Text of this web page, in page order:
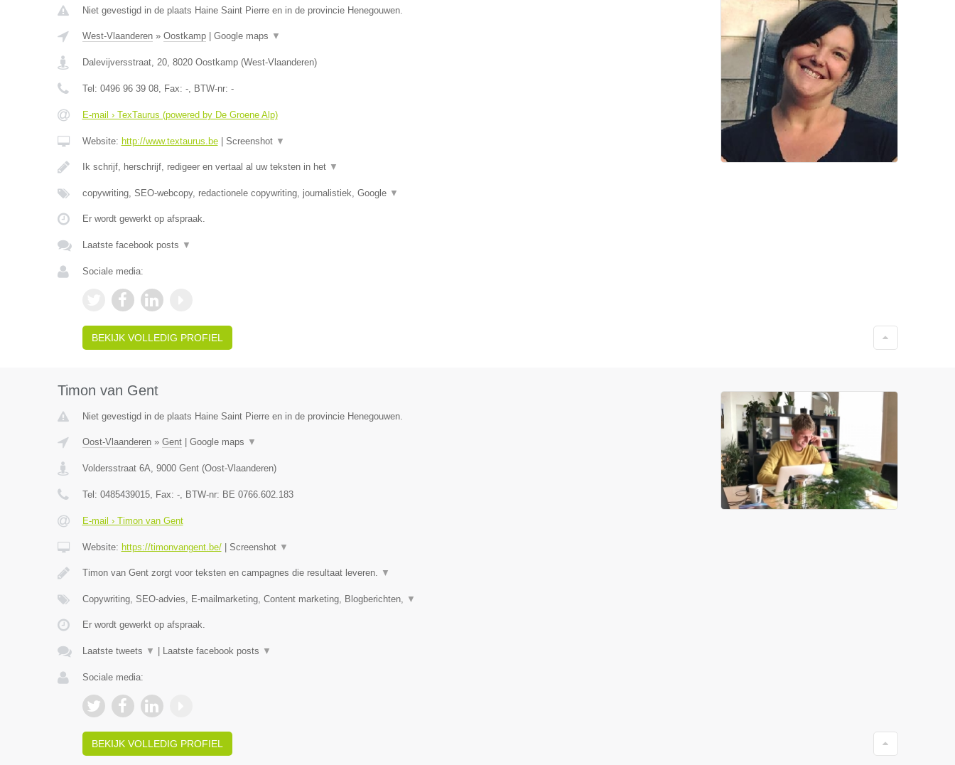
Niet gevestigd in de plaats Haine Saint Pierre en in de provincie Henegouwen.
West-Vlaanderen» Oostkamp| Google maps ▼
Dalevijversstraat, 20, 8020 Oostkamp(West-Vlaanderen)
Tel: 0496 96 39 08, Fax: -, BTW-nr: -
E-mail › TexTaurus (powered by De Groene Alp)
Website: http://www.textaurus.be| Screenshot ▼
Ik schrijf, herschrijf, redigeer en vertaal al uw teksten in het ▼
copywriting, SEO-webcopy, redactionele copywriting, journalistiek, Google ▼
Er wordt gewerkt op afspraak.
Laatste facebook posts ▼
Sociale media:
BEKIJK VOLLEDIG PROFIEL
Timon van Gent
Niet gevestigd in de plaats Haine Saint Pierre en in de provincie Henegouwen.
Oost-Vlaanderen» Gent| Google maps ▼
Voldersstraat 6A, 9000 Gent(Oost-Vlaanderen)
Tel: 0485439015, Fax: -, BTW-nr: BE 0766.602.183
E-mail › Timon van Gent
Website: https://timonvangent.be/| Screenshot ▼
Timon van Gent zorgt voor teksten en campagnes die resultaat leveren. ▼
Copywriting, SEO-advies, E-mailmarketing, Content marketing, Blogberichten, ▼
Er wordt gewerkt op afspraak.
Laatste tweets ▼ Laatste facebook posts ▼
Sociale media:
BEKIJK VOLLEDIG PROFIEL